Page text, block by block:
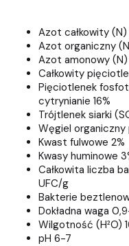
Azot całkowity (N)
Azot organiczny
Azot amonowy (N)
Całkowity
Pięciotlenek
cytrynianie 16%
Trójtlenek siarki
Węgiel organiczny
Kwast fulwowe 2%
Kwasy huminowe
Całkowita liczba
UFC/g
Bakterie
Dokładna waga
Wilgotność (H²O)
pH 6-7